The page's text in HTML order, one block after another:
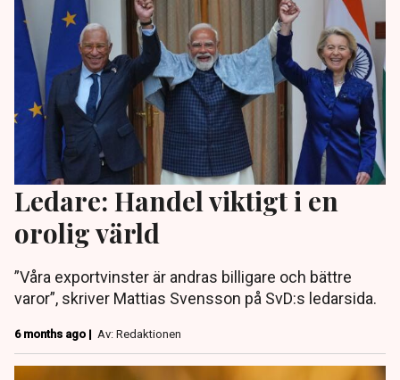
Ledare: Handel viktigt i en
orolig värld
”Våra exportvinster är andras billigare och bättre
varor”, skriver Mattias Svensson på SvD:s ledarsida.
6 months ago | Av: Redaktionen